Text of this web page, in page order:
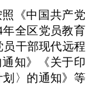
《中国共产党
全区党员教育
干部现代远程
知》《关于印
〉的通知》等